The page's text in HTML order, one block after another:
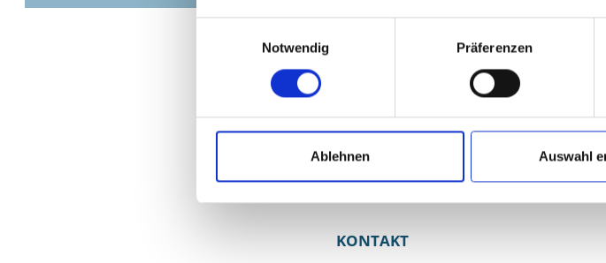
Notwendig
Präferenzen
Ablehnen Auswahl
Bereich Alt-Oberhausen und Sportplätze
Sportservice, Sportstättenvergabe,
Bereich Sterkrade, Sterkrade-Nord,
Klaudia Hilpert, Telefon: 0208 825-2884
E-Mail:
klaudia.hilpert@oberhausen.de
KONTAKT